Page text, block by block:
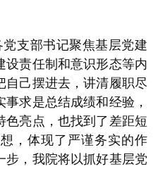
支部书记聚焦基层党建
设责任制和意识形态等内
自己摆进去，讲清履职尽
求是总结成绩和经验，
色亮点，也找到了差距短
，体现了严谨务实的作
步，我院将以抓好基层党